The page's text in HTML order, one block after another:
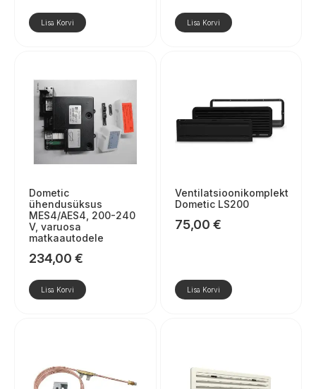
Lisa Korvi Lisa Korvi
Dometic
ühendusüksus
MES4/AES4, 200-240
V, varuosa
matkaautodele
234,00 €
Lisa Korvi
Ventilatsioonikomplekt
Dometic LS200
75,00 €
Lisa Korvi